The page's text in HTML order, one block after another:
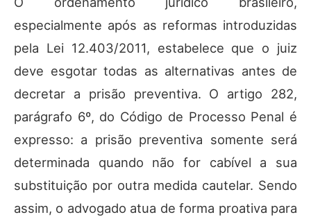
especialmente após as reformas introduzidas
pela Lei 12.403/2011, estabelece que o juiz
deve esgotar todas as alternativas antes de
decretar a prisão preventiva. O artigo 282,
parágrafo 6º, do Código de Processo Penal é
expresso: a prisão preventiva somente será
determinada quando não for cabível a sua
substituição por outra medida cautelar. Sendo
assim, o advogado atua de forma proativa para